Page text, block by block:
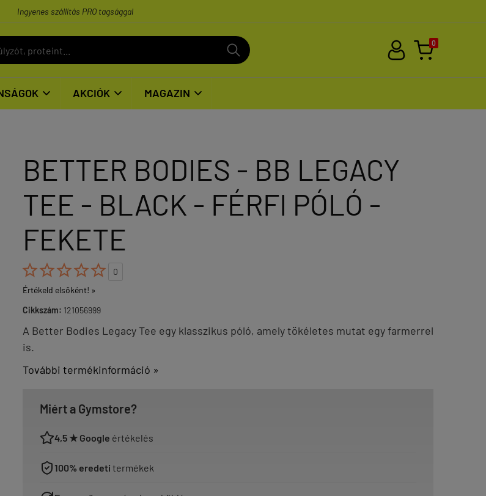
Ingyenes szállítás PRO tagsággal
0
 AKCIÓK  MAGAZIN 
BETTER BODIES - BB LEGACY
TEE - BLACK - FÉRFI PÓLÓ -
FEKETE

0
Értékeld elsőként! »
Cikkszám: 121056999
A Better Bodies Legacy Tee egy klasszikus póló, amely tökéletes mutat egy farmerrel
is.
További termékinformáció »
Miért a Gymstore?
4,5 ★ Google értékelés
100% eredeti termékek